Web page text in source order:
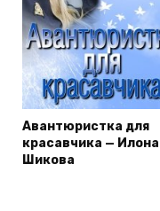
Авантюристка для
красавчика — Илона
Шикова